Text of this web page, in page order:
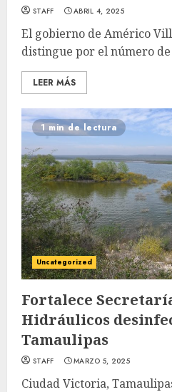
STAFF ABRIL 4, 2025
El gobierno de Américo
distingue por el número de
LEER MÁS
1 min de lectura
Uncategorized
Fortalece
Hidráulicos
Tamaulipas
STAFF MARZO 5, 2025
Ciudad Victoria,